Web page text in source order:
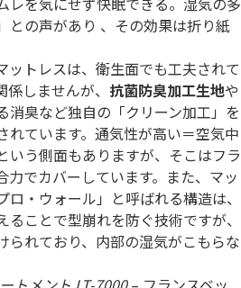
との声があり 、その効果は折り紙
ットレスは、衛生面でも工夫されて
しませんが、 抗菌防臭加工生地や
消臭など独自の「クリーン加工」を
れています。通気性が高い＝空気中
いう側面もありますが、そこはフラ
力でカバーしています。また、マッ
ロ・ウォール」と呼ばれる構造は、
ことで型崩れを防ぐ技術ですが、
られており、内部の湿気がこもらな